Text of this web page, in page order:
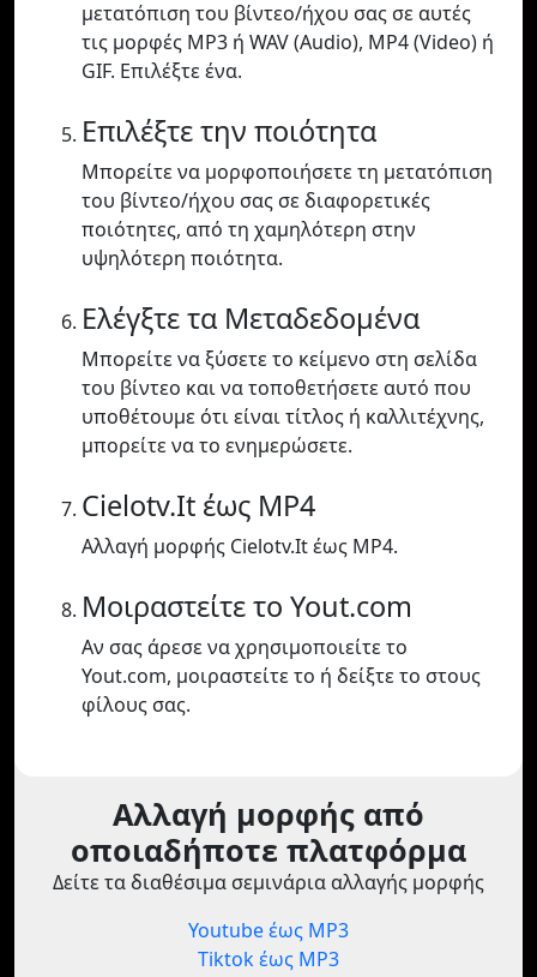
μετατόπιση του βίντεο/ήχου σας σε αυτές
τις μορφές MP3 ή WAV (Audio), MP4 (Video) ή
GIF. Επιλέξτε ένα.
Επιλέξτε την ποιότητα
Μπορείτε να μορφοποιήσετε τη μετατόπιση
του βίντεο/ήχου σας σε διαφορετικές
ποιότητες, από τη χαμηλότερη στην
υψηλότερη ποιότητα.
Ελέγξτε τα Μεταδεδομένα
Μπορείτε να ξύσετε το κείμενο στη σελίδα
του βίντεο και να τοποθετήσετε αυτό που
υποθέτουμε ότι είναι τίτλος ή καλλιτέχνης,
μπορείτε να το ενημερώσετε.
Cielotv.It έως MP4
Αλλαγή μορφής Cielotv.It έως MP4.
Μοιραστείτε το Yout.com
Αν σας άρεσε να χρησιμοποιείτε το
Yout.com, μοιραστείτε το ή δείξτε το στους
φίλους σας.
Αλλαγή μορφής από
οποιαδήποτε πλατφόρμα
Δείτε τα διαθέσιμα σεμινάρια αλλαγής μορφής
Youtube έως MP3
Tiktok έως MP3